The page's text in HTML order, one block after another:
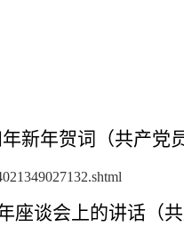
新年贺词（共产党
座谈会上的讲话（共